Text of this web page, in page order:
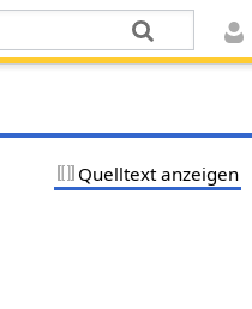
Quelltext anzeigen